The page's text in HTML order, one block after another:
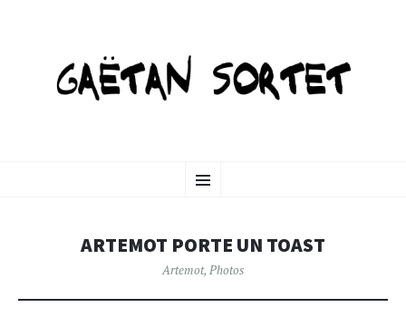
GAETANSORTET-ART
Menu
TO
ARTEMOT PORTE UN TOAST
Artemot, Photos